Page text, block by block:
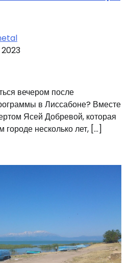
вечером после
в Лиссабоне? Вместе
Ясей Добревой, которая
городе несколько лет, […]